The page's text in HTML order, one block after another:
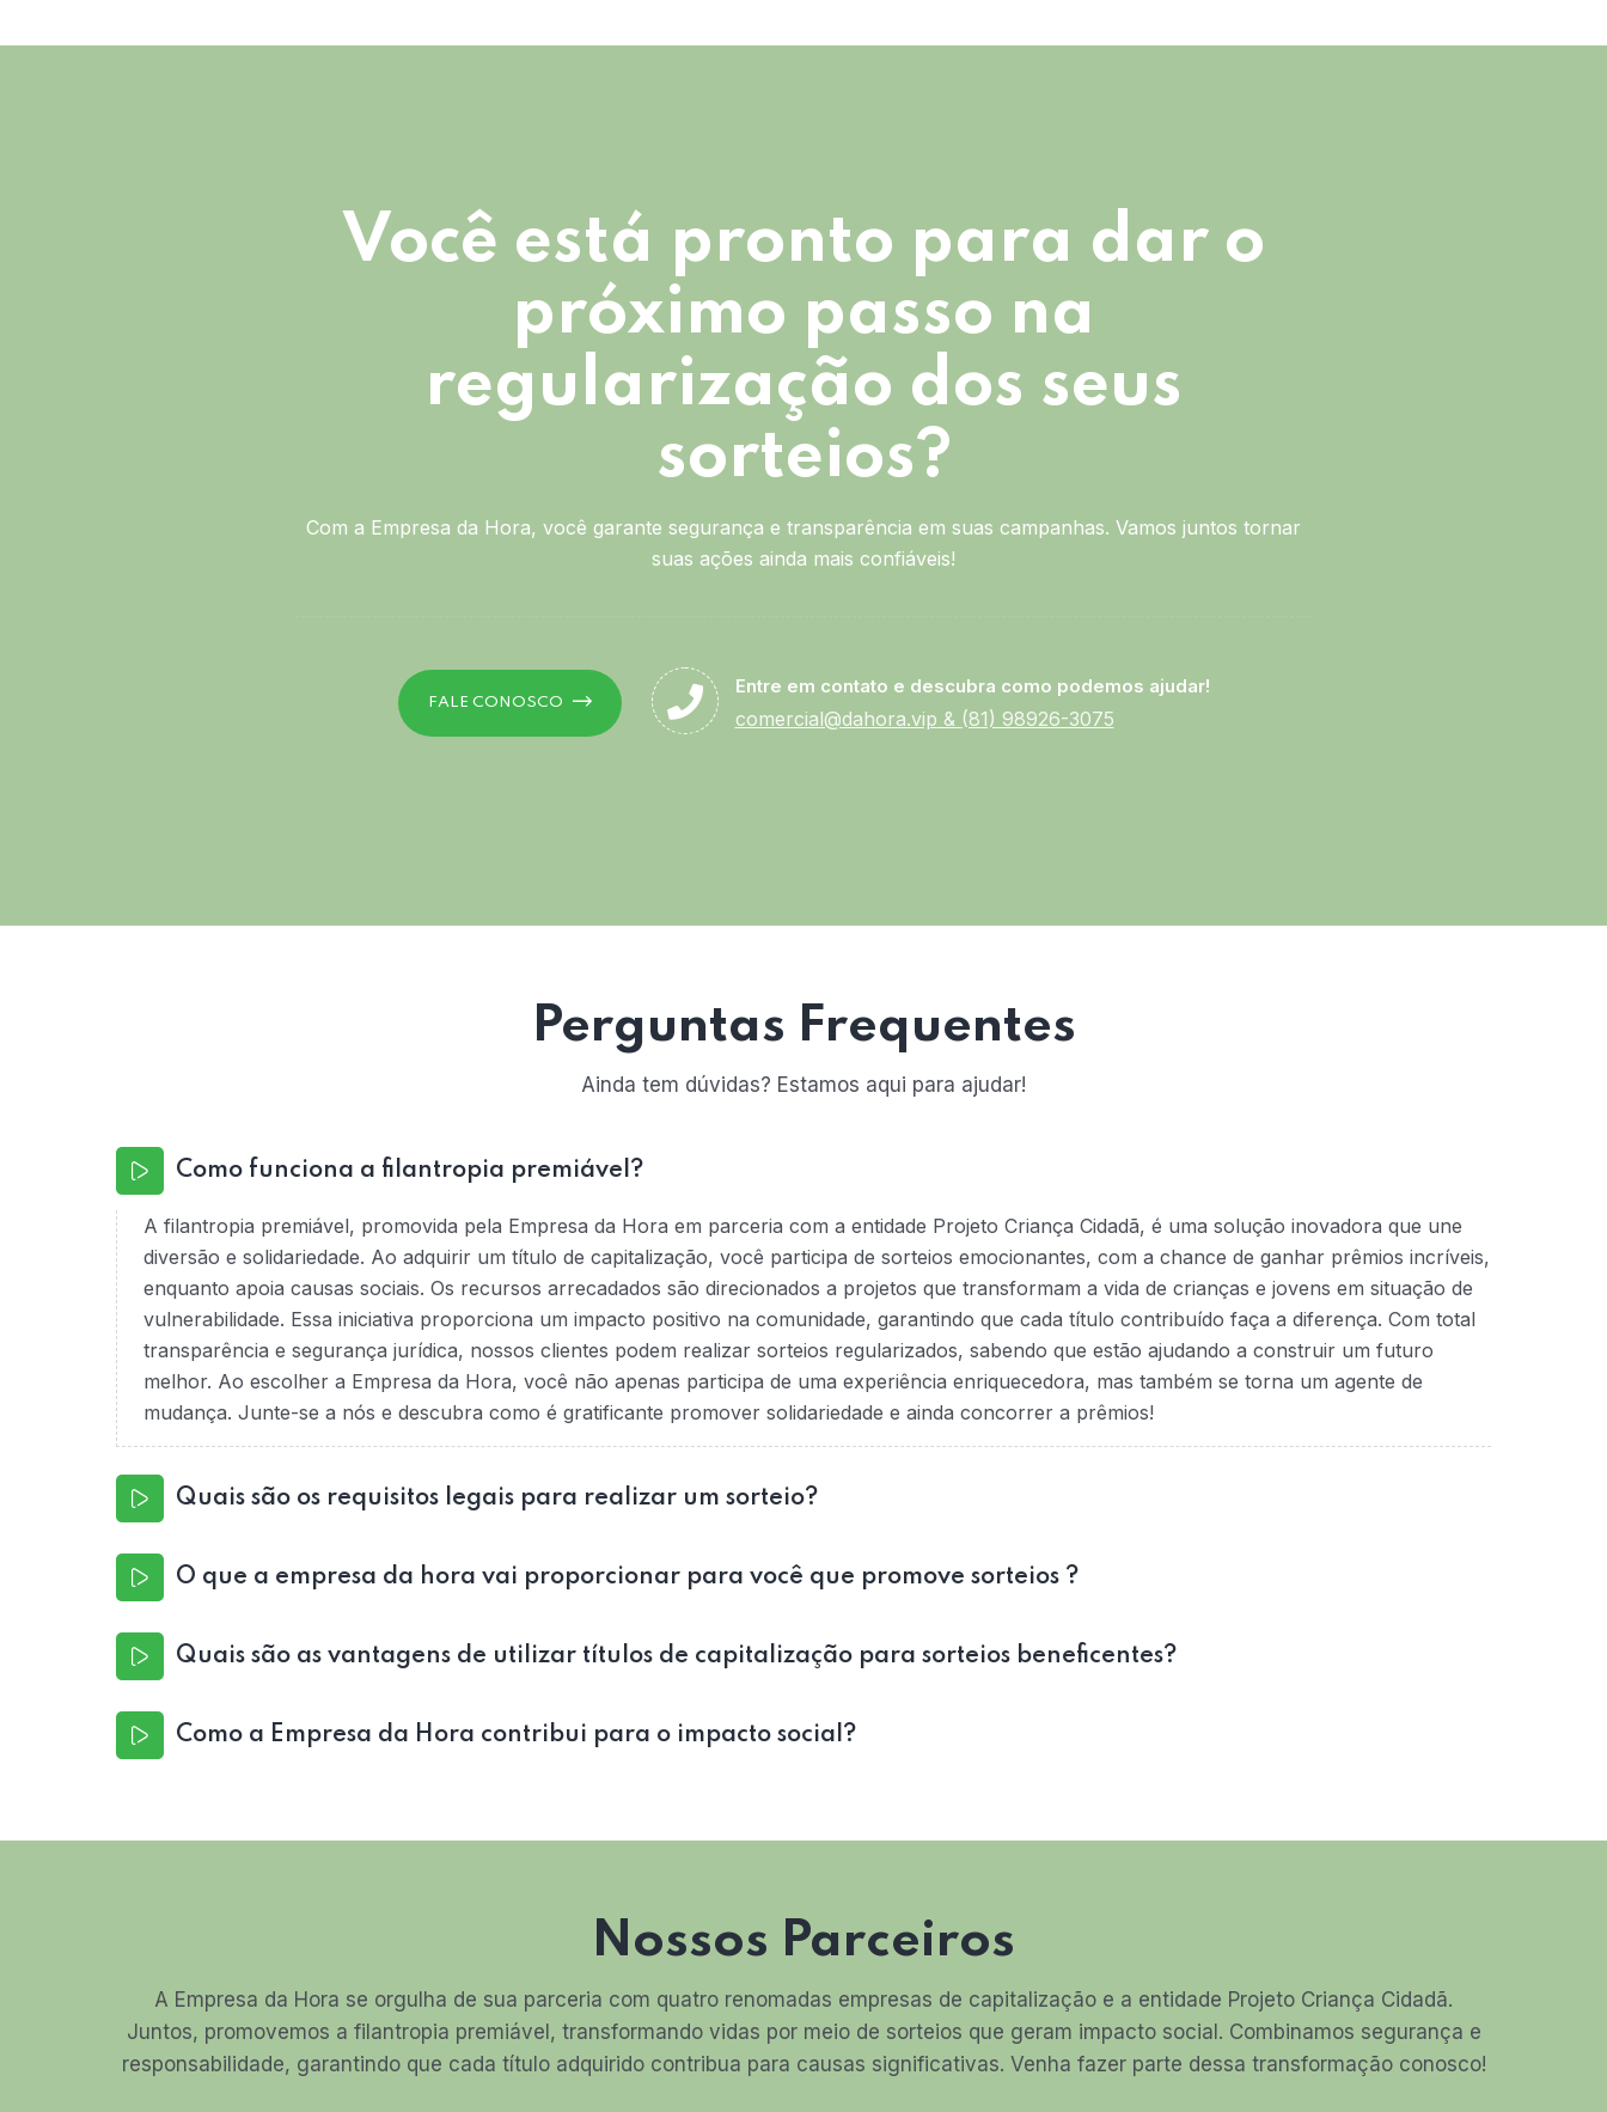
Você está pronto para dar o
próximo passo na
regularização dos seus
sorteios?
Com a Empresa da Hora, você garante segurança e transparência em suas campanhas. Vamos juntos tornar
suas ações ainda mais confiáveis!
FALE CONOSCO
Entre em contato e descubra como podemos ajudar!
comercial@dahora.vip & (81) 98926-3075
Perguntas Frequentes
Ainda tem dúvidas? Estamos aqui para ajudar!
Como funciona a filantropia premiável?
A filantropia premiável, promovida pela Empresa da Hora em parceria com a entidade Projeto Criança Cidadã, é uma solução inovadora que une
diversão e solidariedade. Ao adquirir um título de capitalização, você participa de sorteios emocionantes, com a chance de ganhar prêmios incríveis,
enquanto apoia causas sociais. Os recursos arrecadados são direcionados a projetos que transformam a vida de crianças e jovens em situação de
vulnerabilidade. Essa iniciativa proporciona um impacto positivo na comunidade, garantindo que cada título contribuído faça a diferença. Com total
transparência e segurança jurídica, nossos clientes podem realizar sorteios regularizados, sabendo que estão ajudando a construir um futuro
melhor. Ao escolher a Empresa da Hora, você não apenas participa de uma experiência enriquecedora, mas também se torna um agente de
mudança. Junte-se a nós e descubra como é gratificante promover solidariedade e ainda concorrer a prêmios!
Quais são os requisitos legais para realizar um sorteio?
O que a empresa da hora vai proporcionar para você que promove sorteios ?
Quais são as vantagens de utilizar títulos de capitalização para sorteios beneficentes?
Como a Empresa da Hora contribui para o impacto social?
Nossos Parceiros
A Empresa da Hora se orgulha de sua parceria com quatro renomadas empresas de capitalização e a entidade Projeto Criança Cidadã.
Juntos, promovemos a filantropia premiável, transformando vidas por meio de sorteios que geram impacto social. Combinamos segurança e
responsabilidade, garantindo que cada título adquirido contribua para causas significativas. Venha fazer parte dessa transformação conosco!